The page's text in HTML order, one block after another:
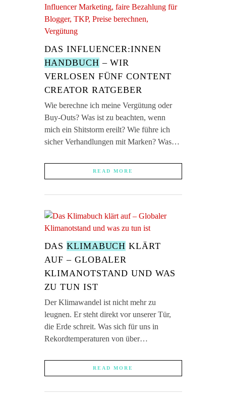
DAS INFLUENCER:INNEN
HANDBUCH – WIR
VERLOSEN FÜNF CONTENT
CREATOR RATGEBER
Wie berechne ich meine Vergütung oder
Buy-Outs? Was ist zu beachten, wenn
mich ein Shitstorm ereilt? Wie führe ich
sicher Verhandlungen mit Marken? Was…
READ MORE
DASKLIMABUCH KLÄRT
AUF – GLOBALER
KLIMANOTSTAND UND WAS
ZU TUN IST
Der Klimawandel ist nicht mehr zu
leugnen. Er steht direkt vor unserer Tür,
die Erde schreit. Was sich für uns in
Rekordtemperaturen von über…
READ MORE